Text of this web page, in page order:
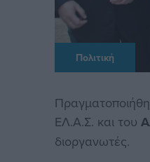
Πολιτική
ΕΛ.Α.Σ. και του
διοργανωτές.